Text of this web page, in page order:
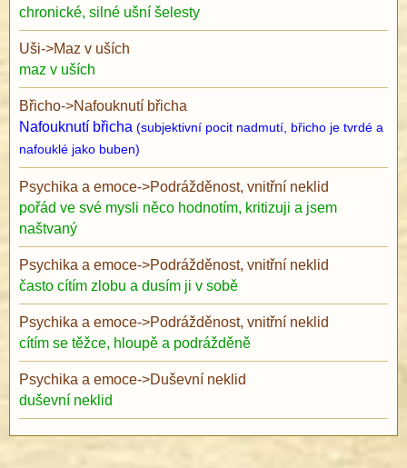
chronické, silné ušní šelesty
Uši->Maz v uších
maz v uších
Břicho->Nafouknutí břicha
Nafouknutí břicha (subjektivní pocit nadmutí, břicho je tvrdé a
nafouklé jako buben)
Psychika a emoce->Podrážděnost, vnitřní neklid
pořád ve své mysli něco hodnotím, kritizuji a jsem
naštvaný
Psychika a emoce->Podrážděnost, vnitřní neklid
často cítím zlobu a dusím ji v sobě
Psychika a emoce->Podrážděnost, vnitřní neklid
cítím se těžce, hloupě a podrážděně
Psychika a emoce->Duševní neklid
duševní neklid